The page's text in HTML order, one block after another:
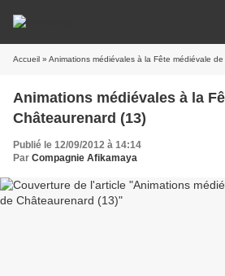
Accueil » Animations médiévales à la Fête médiévale
Animations médiévales à la
Châteaurenard (13)
Publié le 12/09/2012 à 14:14
Par Compagnie Afikamaya